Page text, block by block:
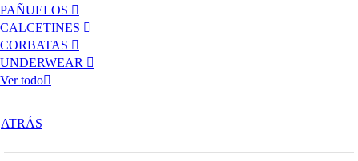
PAÑUELOS
CALCETINES
CORBATAS
UNDERWEAR
Ver todo
ATRÁS